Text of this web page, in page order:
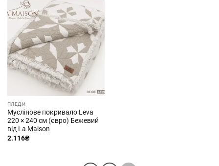
ПЛЕДИ
Муслінове покривало Leva
220 × 240 см (євро) Бежевий
від La Maison
2.116₴